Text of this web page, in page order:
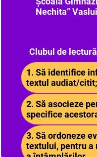
Nechita” Vaslui
Clubul de
1. Să identifice
textul audiat/citit;
2. Să asocieze
specifice
3. Să ordoneze
textului, pentru a